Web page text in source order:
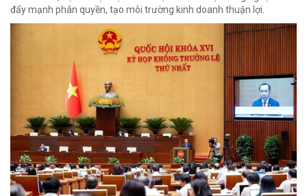
đẩy mạnh phân quyền, tạo môi trường kinh doanh thuận lợi.